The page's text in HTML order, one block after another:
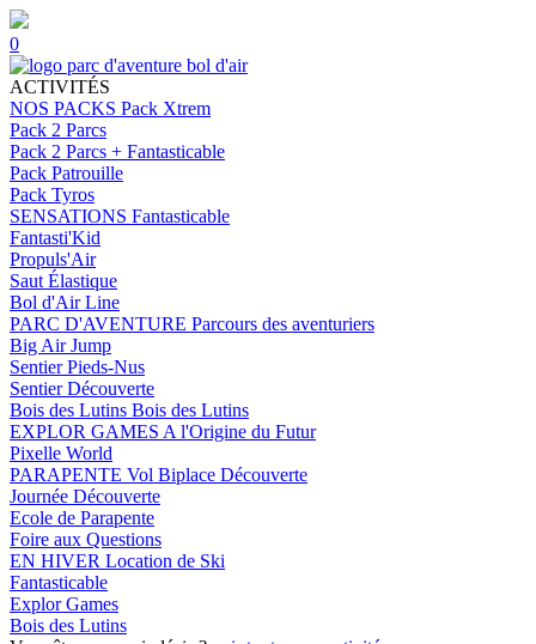
0
ACTIVITÉS
NOS PACKS Pack Xtrem
Pack 2 Parcs
Pack 2 Parcs + Fantasticable
Pack Patrouille
Pack Tyros
SENSATIONS Fantasticable
Fantasti'Kid
Propuls'Air
Saut Élastique
Bol d'Air Line
PARC D'AVENTURE Parcours des aventuriers
Big Air Jump
Sentier Pieds-Nus
Sentier Découverte
Bois des Lutins Bois des Lutins
EXPLOR GAMES A l'Origine du Futur
Pixelle World
PARAPENTE Vol Biplace Découverte
Journée Découverte
Ecole de Parapente
Foire aux Questions
EN HIVER Location de Ski
Fantasticable
Explor Games
Bois des Lutins